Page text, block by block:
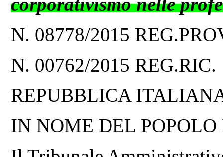
N. 08778/2015
N. 00762/2015 REG.RIC.
REPUBBLICA
IN NOME DEL